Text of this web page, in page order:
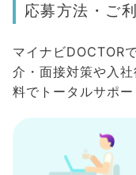
応募方法・ご
マイナビDOCTOR
介・面接対策や入
料でトータルサポー